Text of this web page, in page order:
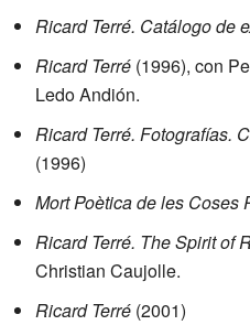
Ricard Terré. Catálogo de
Ricard Terré (1996), con
Ledo Andión.
Ricard Terré. Fotografías.
(1996)
Mort Poètica de les Coses
Ricard Terré. The Spirit of
Christian Caujolle.
Ricard Terré (2001)